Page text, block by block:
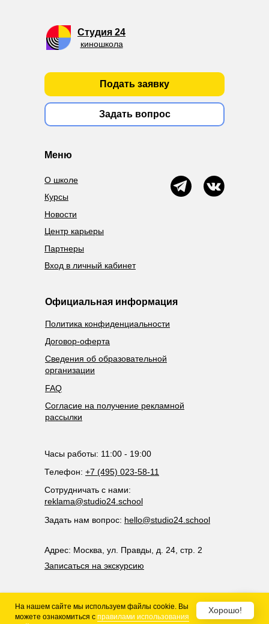
Студия 24
киношкола
Меню
Официальная информация
Телефон: +7 (495) 023-58-11
Сотрудничать с нами:
reklama@studio24.school
Адрес: Москва, ул. Правды, д. 24, стр. 2
Записаться на экскурсию
Часы работы: 11:00 - 19:00
2021-2025 ©Киношкола «Студия 24»
Фирменный стиль киношколы «Студия 24»: Михаил Огай
О школе
Курсы
Политика конфиденциальности
Договор-оферта
Сведения об образовательной
организации
Согласие на получение рекламной
рассылки
FAQ
Новости
Подать заявку
Задать вопрос
Задать нам вопрос: hello@studio24.school
Вход в личный кабинет
Партнеры
Центр карьеры
На нашем сайте мы используем файлы cookie. Вы
можете ознакомиться с правилами использования
Хорошо!